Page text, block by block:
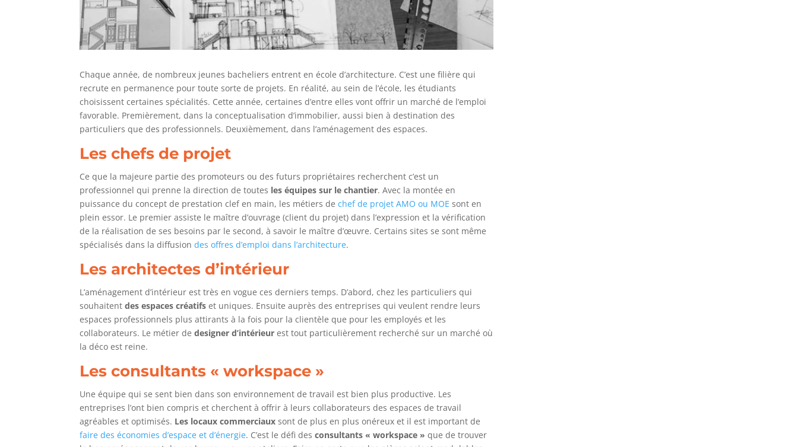
Chaque année, de nombreux jeunes bacheliers entrent en école d’architecture. C’est une filière qui
recrute en permanence pour toute sorte de projets. En réalité, au sein de l’école, les étudiants
choisissent certaines spécialités. Cette année, certaines d’entre elles vont offrir un marché de l’emploi
favorable. Premièrement, dans la conceptualisation d’immobilier, aussi bien à destination des
particuliers que des professionnels. Deuxièmement, dans l’aménagement des espaces.
Les chefs de projet
Ce que la majeure partie des promoteurs ou des futurs propriétaires recherchent c’est un
professionnel qui prenne la direction de toutes les équipes sur le chantier. Avec la montée en
puissance du concept de prestation clef en main, les métiers dechef de projet AMO ou MOE sont en
plein essor. Le premier assiste le maître d’ouvrage (client du projet) dans l’expression et la vérification
de la réalisation de ses besoins par le second, à savoir le maître d’œuvre. Certains sites se sont même
spécialisés dans la diffusiondes offres d’emploi dans l’architecture.
Les architectes d’intérieur
L’aménagement d’intérieur est très en vogue ces derniers temps. D’abord, chez les particuliers qui
souhaitentdes espaces créatifs et uniques. Ensuite auprès des entreprises qui veulent rendre leurs
espaces professionnels plus attirants à la fois pour la clientèle que pour les employés et les
collaborateurs. Le métier dedesigner d’intérieur est tout particulièrement recherché sur un marché où
la déco est reine.
Les consultants « workspace »
Une équipe qui se sent bien dans son environnement de travail est bien plus productive. Les
entreprises l’ont bien compris et cherchent à offrir à leurs collaborateurs des espaces de travail
agréables et optimisés. Les locaux commerciaux sont de plus en plus onéreux et il est important de
faire des économies d’espace et d’énergie. C’est le défi desconsultants « workspace » que de trouver